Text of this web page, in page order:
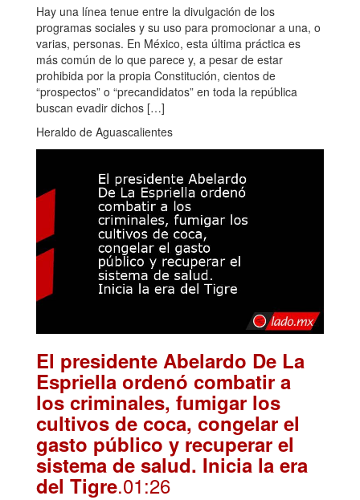
Hay una línea tenue entre la divulgación de los
programas sociales y su uso para promocionar a una, o
varias, personas. En México, esta última práctica es
más común de lo que parece y, a pesar de estar
prohibida por la propia Constitución, cientos de
“prospectos” o “precandidatos” en toda la república
buscan evadir dichos […]
Heraldo de Aguascalientes
El presidente Abelardo De La
Espriella ordenó combatir a
los criminales, fumigar los
cultivos de coca, congelar el
gasto público y recuperar el
sistema de salud. Inicia la era
del Tigre.01:26